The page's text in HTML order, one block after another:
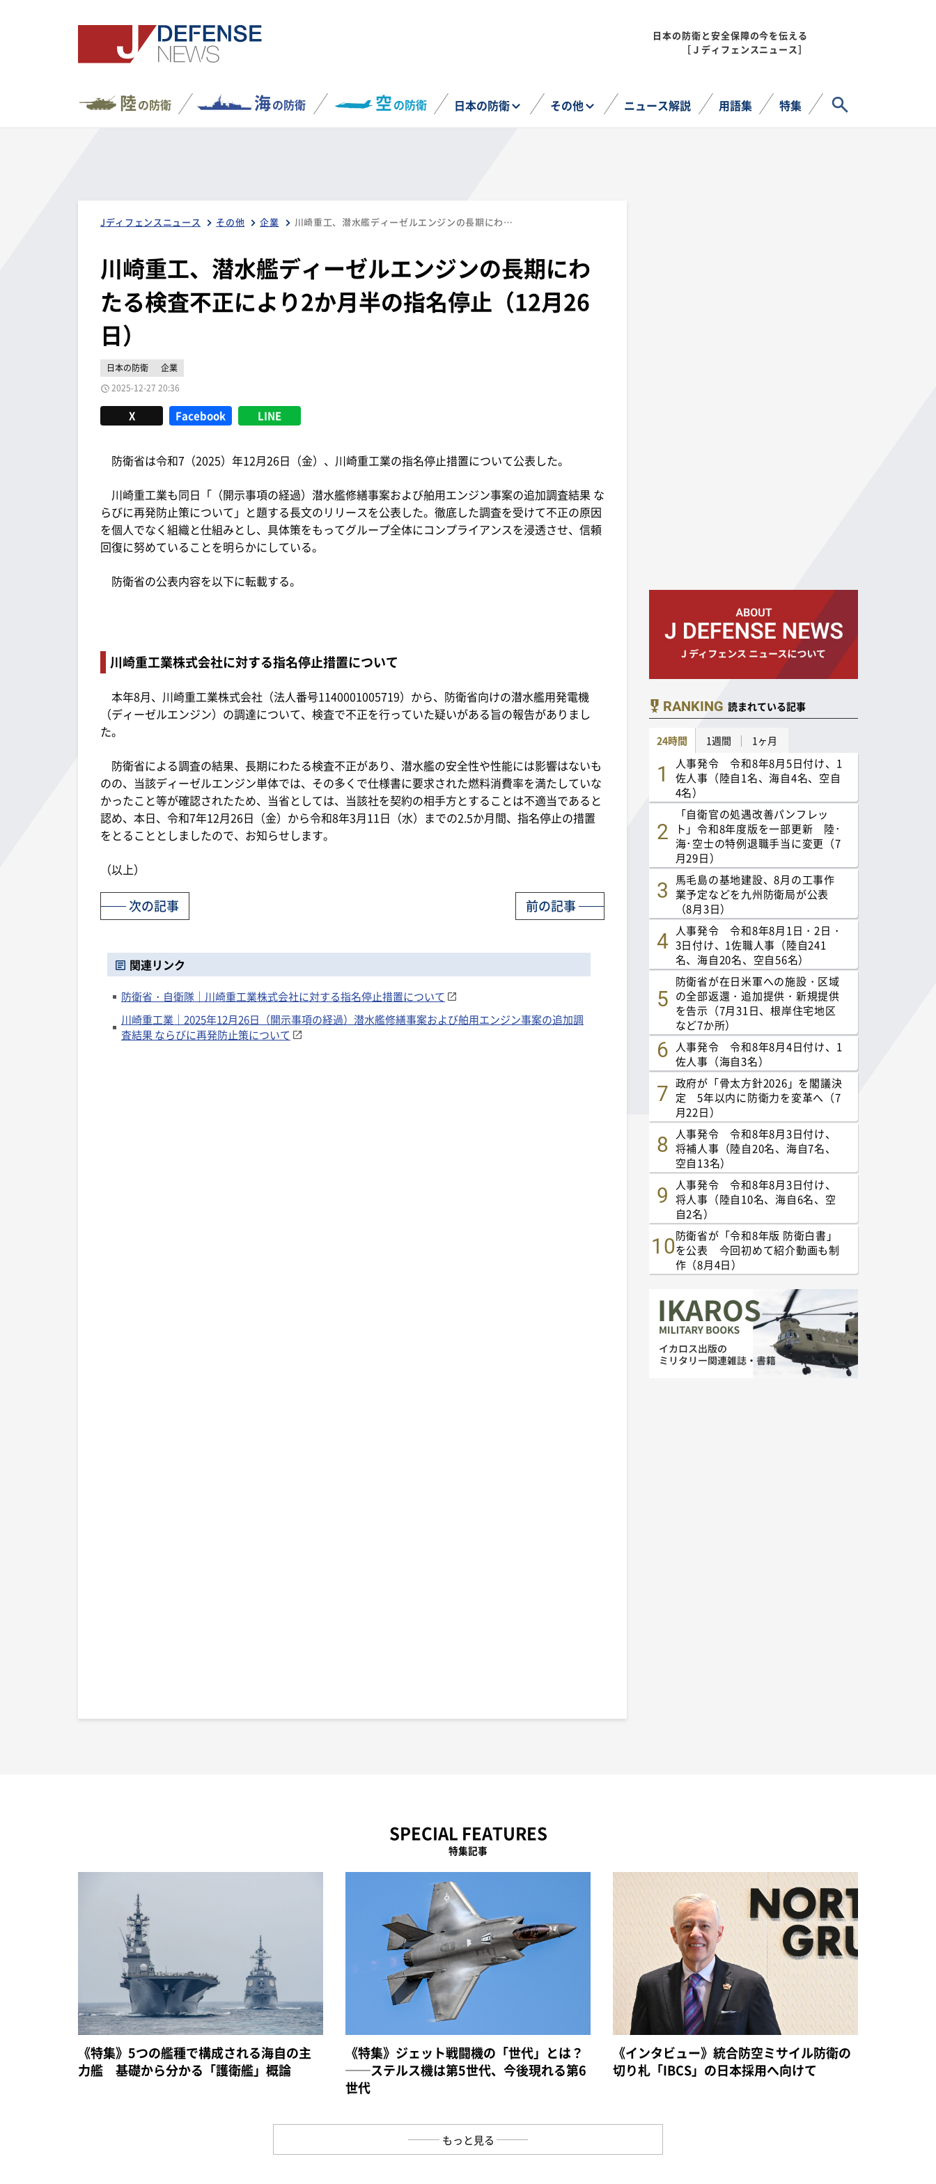
日本の防衛と安全保障の今を伝える
［Ｊディフェンスニュース］
陸の防衛 海の防衛 空の防衛 日本の防衛 その他 ニュース解説 用語集 特集
Jディフェンスニュース その他 企業 川崎重工、潜水艦ディーゼルエンジンの長期にわたる検査不正により2か月半の指名停止（12月26日）
川崎重工、潜水艦ディーゼルエンジンの長期にわ
たる検査不正により2か月半の指名停止（12月26
日）
日本の防衛
企業
2025-12-27 20:36
X Facebook LINE
防衛省は令和7（2025）年12月26日（金）、川崎重工業の指名停止措置について公表した。
川崎重工業も同日「（開示事項の経過）潜水艦修繕事案および舶用エンジン事案の追加調査結果 な
らびに再発防止策について」と題する長文のリリースを公表した。徹底した調査を受けて不正の原因
を個人でなく組織と仕組みとし、具体策をもってグループ全体にコンプライアンスを浸透させ、信頼
回復に努めていることを明らかにしている。
防衛省の公表内容を以下に転載する。
川崎重工業株式会社に対する指名停止措置について
本年8月、川崎重工業株式会社（法人番号1140001005719）から、防衛省向けの潜水艦用発電機
（ディーゼルエンジン）の調達について、検査で不正を行っていた疑いがある旨の報告がありまし
た。
防衛省による調査の結果、長期にわたる検査不正があり、潜水艦の安全性や性能には影響はないも
のの、当該ディーゼルエンジン単体では、その多くで仕様書に要求された燃料消費率を満たしていな
かったこと等が確認されたため、当省としては、当該社を契約の相手方とすることは不適当であると
認め、本日、令和7年12月26日（金）から令和8年3月11日（水）までの2.5か月間、指名停止の措置
をとることとしましたので、お知らせします。
（以上）
前の記事
次の記事
関連リンク
防衛省・自衛隊｜川崎重工業株式会社に対する指名停止措置について
川崎重工業｜2025年12月26日（開示事項の経過）潜水艦修繕事案および舶用エンジン事案の追加調
査結果 ならびに再発防止策について
RANKING 読まれている記事
24時間 1週間 1ヶ月
人事発令 令和8年8月5日付け、1
佐人事（陸自1名、海自4名、空自
4名）
「自衛官の処遇改善パンフレッ
ト」令和8年度版を一部更新 陸･
海･空士の特例退職手当に変更（7
月29日）
馬毛島の基地建設、8月の工事作
業予定などを九州防衛局が公表
（8月3日）
人事発令 令和8年8月1日・2日・
3日付け、1佐職人事（陸自241
名、海自20名、空自56名）
防衛省が在日米軍への施設・区域
の全部返還・追加提供・新規提供
を告示（7月31日、根岸住宅地区
など7か所）
人事発令 令和8年8月4日付け、1
佐人事（海自3名）
政府が「骨太方針2026」を閣議決
定 5年以内に防衛力を変革へ（7
月22日）
人事発令 令和8年8月3日付け、
将補人事（陸自20名、海自7名、
空自13名）
人事発令 令和8年8月3日付け、
将人事（陸自10名、海自6名、空
自2名）
防衛省が「令和8年版 防衛白書」
を公表 今回初めて紹介動画も制
作（8月4日）
SPECIAL FEATURES
特集記事
《特集》5つの艦種で構成される海自の主
力艦 基礎から分かる「護衛艦」概論
《特集》ジェット戦闘機の「世代」とは？
──ステルス機は第5世代、今後現れる第6
世代
《インタビュー》統合防空ミサイル防衛の
切り札「IBCS」の日本採用へ向けて
もっと見る